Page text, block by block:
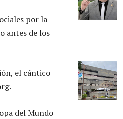
por la
antes de los
el cántico
del Mundo